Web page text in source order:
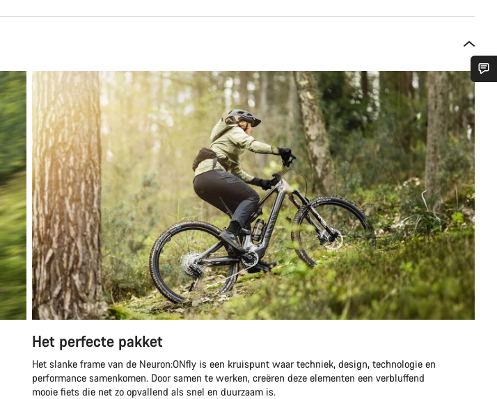
Het perfecte pakket
Het slanke frame van de Neuron:ONfly is een kruispunt waar techniek, design, technologie en
performance samenkomen. Door samen te werken, creëren deze elementen een verbluffend
mooie fiets die net zo opvallend als snel en duurzaam is.
Heb je hulp nodig?
Onze deskundige medewerkers helpen je graag bij al je vragen.
Start Chat
Sluiten